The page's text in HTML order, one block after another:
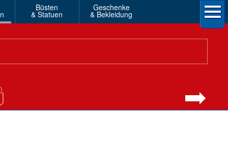
Büsten
& Statuen
Geschenke
& Bekleidung